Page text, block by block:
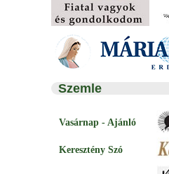
Szemle
Vasárnap - Ajánló
Keresztény Szó